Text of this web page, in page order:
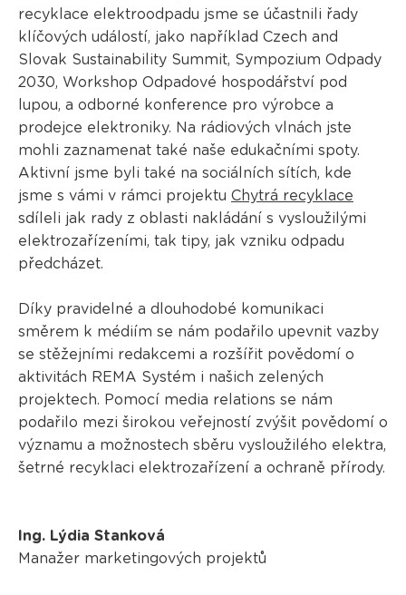
recyklace elektroodpadu jsme se účastnili řady
klíčových událostí, jako například Czech and
Slovak Sustainability Summit, Sympozium Odpady
2030, Workshop Odpadové hospodářství pod
lupou, a odborné konference pro výrobce a
prodejce elektroniky. Na rádiových vlnách jste
mohli zaznamenat také naše edukačními spoty.
Aktivní jsme byli také na sociálních sítích, kde
jsme s vámi v rámci projektu Chytrá recyklace
sdíleli jak rady z oblasti nakládání s vysloužilými
elektrozařízeními, tak tipy, jak vzniku odpadu
předcházet.
Díky pravidelné a dlouhodobé komunikaci
směrem k médiím se nám podařilo upevnit vazby
se stěžejními redakcemi a rozšířit povědomí o
aktivitách REMA Systém i našich zelených
projektech. Pomocí media relations se nám
podařilo mezi širokou veřejností zvýšit povědomí o
významu a možnostech sběru vysloužilého elektra,
šetrné recyklaci elektrozařízení a ochraně přírody.
Ing. Lýdia Stanková
Manažer marketingových projektů